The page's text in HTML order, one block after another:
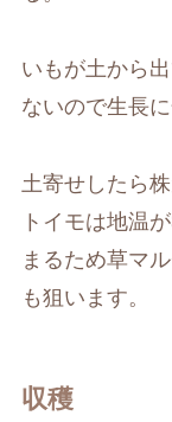
いもが土から
ないので生長
土寄せしたら
トイモは地温
まるため草マ
も狙います。
収穫